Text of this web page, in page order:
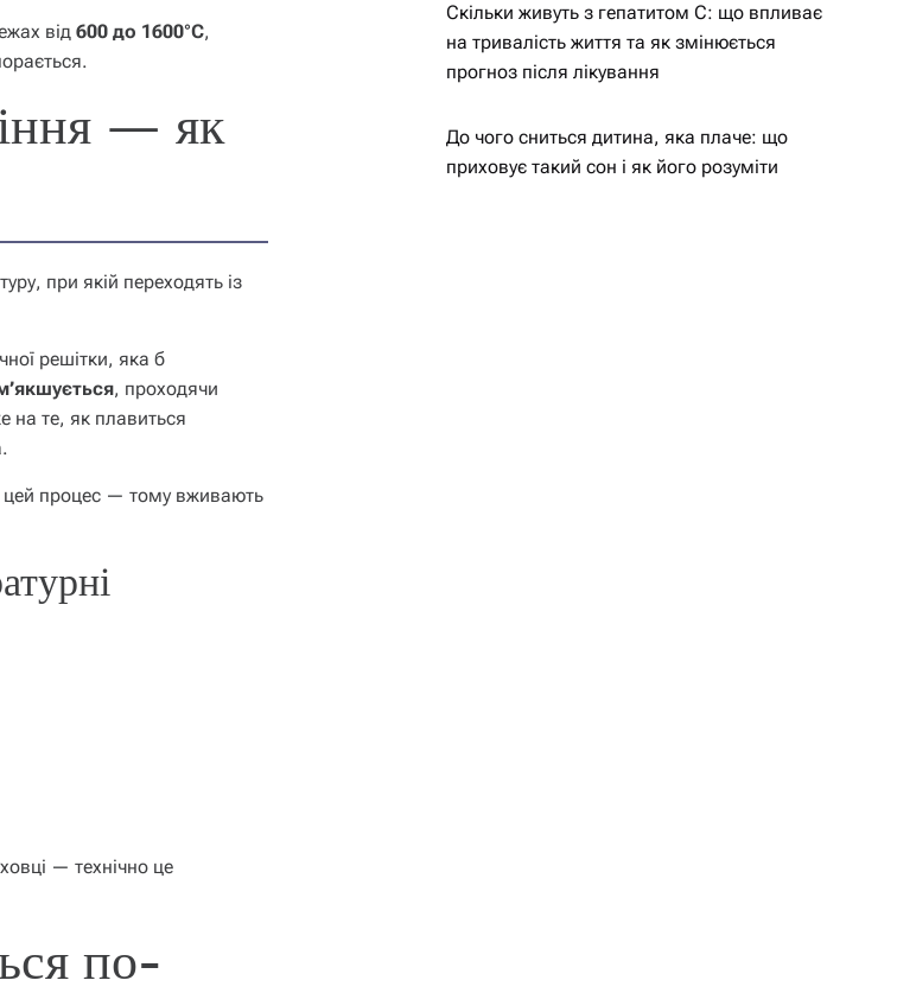
від 600 до 1600°C,
— як
при якій переходять із
решітки, яка б
, проходячи
на те, як плавиться
цей процес — тому вживають
— технічно це
по-
Скільки живуть з гепатитом С: що впливає
на тривалість життя та як змінюється
прогноз після лікування
До чого сниться дитина, яка плаче: що
приховує такий сон і як його розуміти